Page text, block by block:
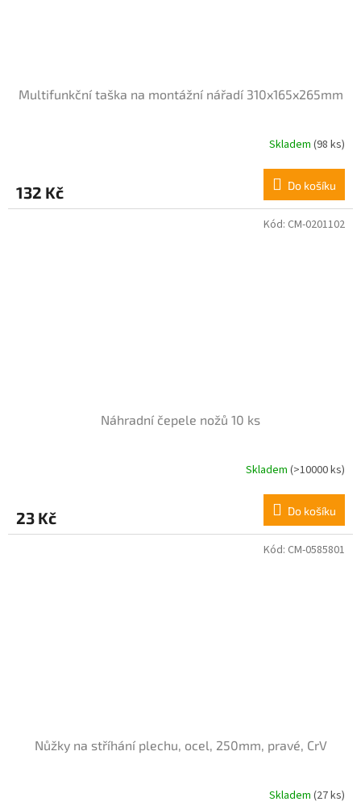
Multifunkční taška na montážní nářadí 310x165x265mm
je
4,0
Skladem(98 ks)
132 Kč Do košíku
Náhradní čepele nožů 10 ks
je
4,3
Skladem(>10000 ks)
23 Kč Do košíku
Kód: CM-0201102
Nůžky na stříhání plechu, ocel, 250mm, pravé, CrV
Skladem (27 ks)
Kód: CM-0585801